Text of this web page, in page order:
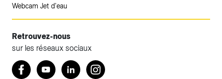
Webcam Jet d'eau
Retrouvez-nous
sur les réseaux sociaux
Retrouvez nous sur Facebook
YoutubeLinkedInInstagram
Accéder à votre espace client SIG.
Votre espace client SIG n'est pas optimisé pour une